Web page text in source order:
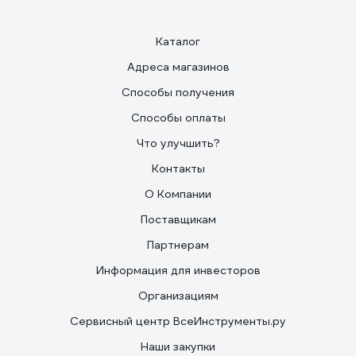
Каталог
Адреса магазинов
Способы получения
Способы оплаты
Что улучшить?
Контакты
О Компании
Поставщикам
Партнерам
Информация для инвесторов
Организациям
Сервисный центр ВсеИнструменты.ру
Наши закупки